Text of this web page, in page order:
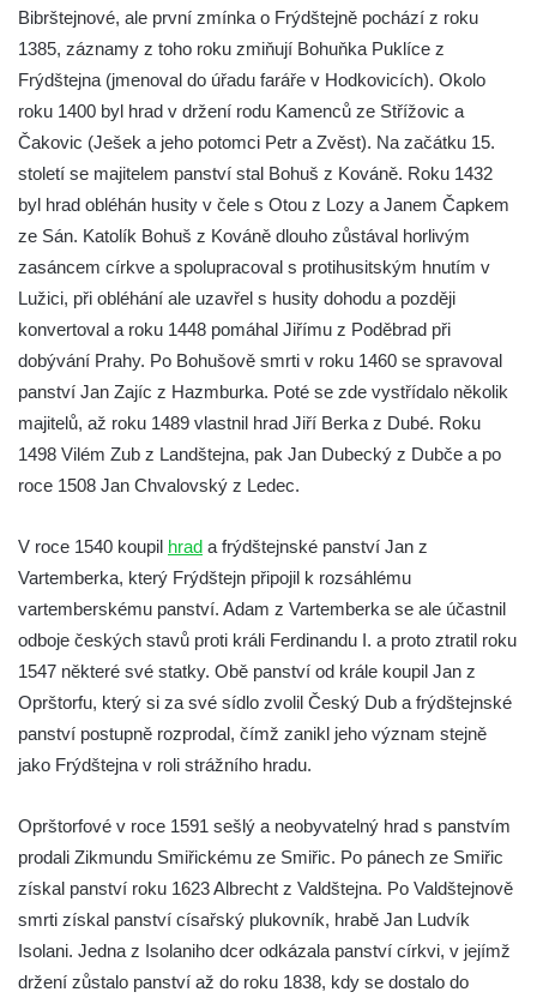
Hrad Zbirohy
Hrad Hřídelík
Hrad Vrabinec
Hrad Andělská Hora
Hrad Milštejn
Hrad Kalich
Hrad Panna
Hrad Hněvín
Hrad Hazmburk
Hrad Hungerberg
Hrad Hartenštejn
Hrad Děvín (u Hamru na Jezeře)
Skalní hrad Stohánek
Hrad Fredevald (Pustý zámek) u České
Kamenice
Hrad Ostrý (Scharfenstein) u Františkova
nad Ploučnicí
Hrad Himlštejn
Hrad Nejdek
Hrad Rabštejn nad Střelou
Hrad Sychrov v Rabštejně
Hrad Hasištejn
Hrad Ralsko
Bibrštejnové, ale první zmínka o Frýdštejně pochází z roku
1385, záznamy z toho roku zmiňují Bohuňka Puklíce z
Frýdštejna (jmenoval do úřadu faráře v Hodkovicích). Okolo
roku 1400 byl hrad v držení rodu Kamenců ze Střížovic a
Čakovic (Ješek a jeho potomci Petr a Zvěst). Na začátku 15.
století se majitelem panství stal Bohuš z Kováně. Roku 1432
byl hrad obléhán husity v čele s Otou z Lozy a Janem Čapkem
ze Sán. Katolík Bohuš z Kováně dlouho zůstával horlivým
zasáncem církve a spolupracoval s protihusitským hnutím v
Lužici, při obléhání ale uzavřel s husity dohodu a později
konvertoval a roku 1448 pomáhal Jiřímu z Poděbrad při
dobývání Prahy. Po Bohušově smrti v roku 1460 se spravoval
panství Jan Zajíc z Hazmburka. Poté se zde vystřídalo několik
majitelů, až roku 1489 vlastnil hrad Jiří Berka z Dubé. Roku
1498 Vilém Zub z Landštejna, pak Jan Dubecký z Dubče a po
roce 1508 Jan Chvalovský z Ledec.
V roce 1540 koupil hrad a frýdštejnské panství Jan z
Vartemberka, který Frýdštejn připojil k rozsáhlému
vartemberskému panství. Adam z Vartemberka se ale účastnil
odboje českých stavů proti králi Ferdinandu I. a proto ztratil roku
1547 některé své statky. Obě panství od krále koupil Jan z
Oprštorfu, který si za své sídlo zvolil Český Dub a frýdštejnské
panství postupně rozprodal, čímž zanikl jeho význam stejně
jako Frýdštejna v roli strážního hradu.
Oprštorfové v roce 1591 sešlý a neobyvatelný hrad s panstvím
prodali Zikmundu Smiřickému ze Smiřic. Po pánech ze Smiřic
získal panství roku 1623 Albrecht z Valdštejna. Po Valdštejnově
smrti získal panství císařský plukovník, hrabě Jan Ludvík
Isolani. Jedna z Isolaniho dcer odkázala panství církvi, v jejímž
držení zůstalo panství až do roku 1838, kdy se dostalo do